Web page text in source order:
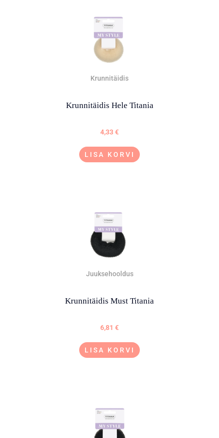
Krunnitäidis
Krunnitäidis Hele Titania
4,33€
LISA KORVI
Juuksehooldus
Krunnitäidis Must Titania
6,81 €
LISA KORVI